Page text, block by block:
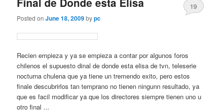
Posted onJune 18, 2009bypc
19
Recien empieza y ya se empieza a contar por algunos foros
chilenos el supuesto dinal de donde esta elisa de tvn, teleserie
nocturna chulena que ya tiene un tremendo exito, pero estos
finale descubrirlos tan temprano no tienen ningunn resultado, ya
que es facil modificar ya que los directores siempre tienen uno u
otro final ...